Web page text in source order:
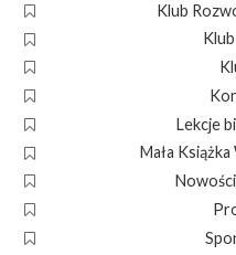
Klub
Lekcje
Mała